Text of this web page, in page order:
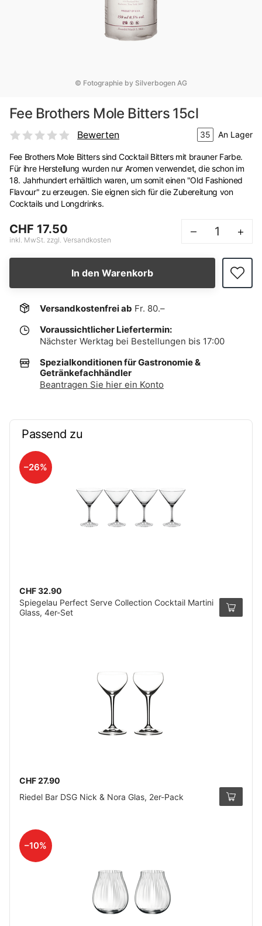
© Fotographie by Silverbogen AG
Fee Brothers Mole Bitters 15cl
Bewerten 35 An Lager
Fee Brothers Mole Bitters sind Cocktail Bitters mit brauner Farbe.
Für ihre Herstellung wurden nur Aromen verwendet, die schon im
18. Jahrhundert erhältlich waren, um somit einen "Old Fashioned
Flavour" zu erzeugen. Sie eignen sich für die Zubereitung von
Cocktails und Longdrinks.
CHF 17.50
inkl. MwSt. zzgl. Versandkosten
– +
In den Warenkorb
Versandkostenfrei ab Fr. 80.–
Voraussichtlicher Liefertermin:
Nächster Werktag bei Bestellungen bis 17:00
Spezialkonditionen für Gastronomie &
Getränkefachhändler
Beantragen Sie hier ein Konto
Passend zu
–26%
CHF 32.90
Spiegelau Perfect Serve Collection Cocktail Martini
Glass, 4er-Set
CHF 27.90
Riedel Bar DSG Nick & Nora Glas, 2er-Pack
–10%